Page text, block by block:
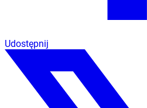
Udostępnij